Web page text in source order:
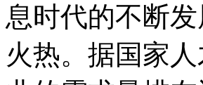
息时代的不断
火热。据国家